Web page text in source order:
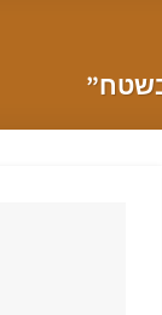
בשטח”